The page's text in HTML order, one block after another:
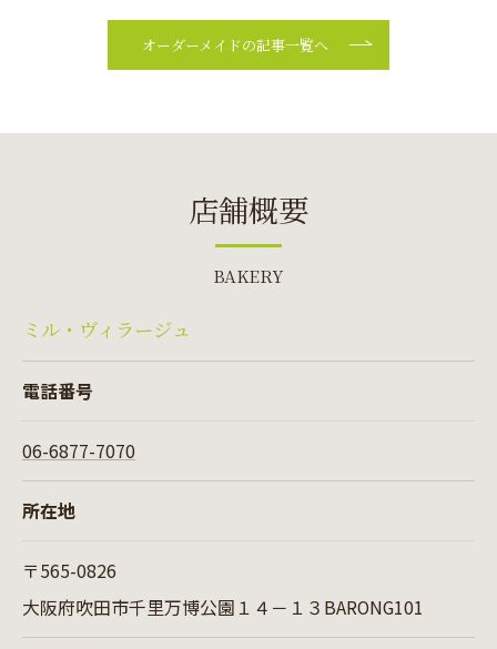
オーダーメイドの記事一覧へ
店舗概要
BAKERY
ミル・ヴィラージュ
電話番号
06-6877-7070
所在地
〒565-0826
大阪府吹田市千里万博公園１４－１３BARONG101